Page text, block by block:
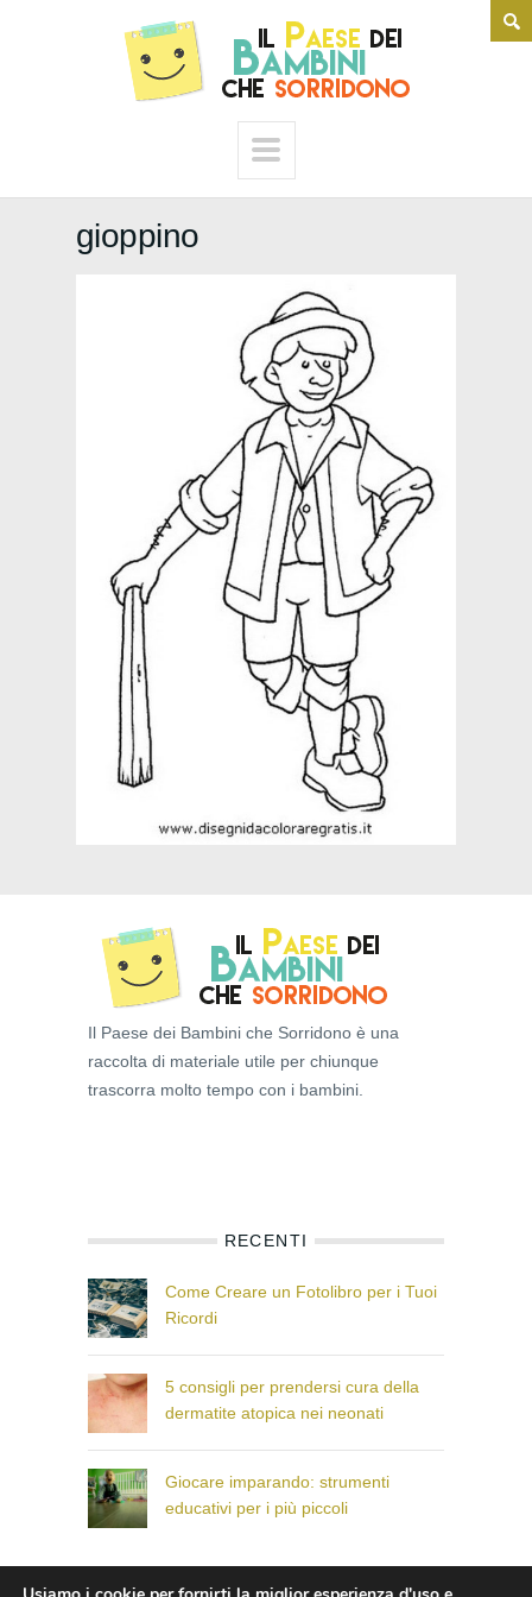
gioppino
Il Paese dei Bambini che Sorridono è una
raccolta di materiale utile per chiunque
trascorra molto tempo con i bambini.
RECENTI
Come Creare un Fotolibro per i Tuoi
Ricordi
5 consigli per prendersi cura della
dermatite atopica nei neonati
Giocare imparando: strumenti
educativi per i più piccoli